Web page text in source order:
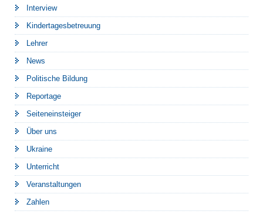
Interview
Kindertagesbetreuung
Lehrer
News
Politische Bildung
Reportage
Seiteneinsteiger
Über uns
Ukraine
Unterricht
Veranstaltungen
Zahlen